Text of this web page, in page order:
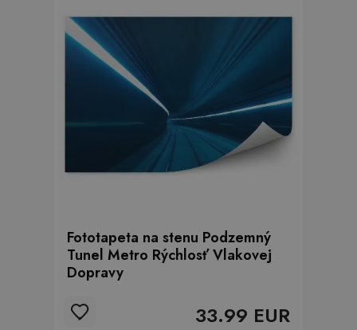
Fototapeta na stenu Podzemný
Tunel Metro Rýchlosť Vlakovej
Dopravy
33.99 EUR